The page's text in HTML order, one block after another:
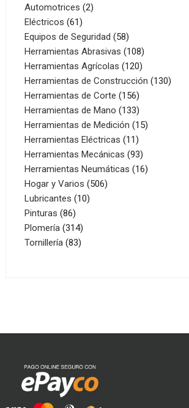
productos
Automotrices 22
Eléctricos 6161
productos
Equipos de Seguridad 5858
productos
Herramientas Abrasivas 108108
productos
Herramientas Agrícolas 120120
productos
Herramientas de Construcción 130130
Herramientas de Corte 156156
productos
Herramientas de Mano 133133
productos
Herramientas de Medición 1515
Herramientas Eléctricas 1111
productos
Herramientas Mecánicas 9393
productos
Herramientas Neumáticas 1616
Hogar y Varios 506506
Lubricantes 1010
Pinturas 8686
productos
Plomería 314314
productos
Tornillería 8383